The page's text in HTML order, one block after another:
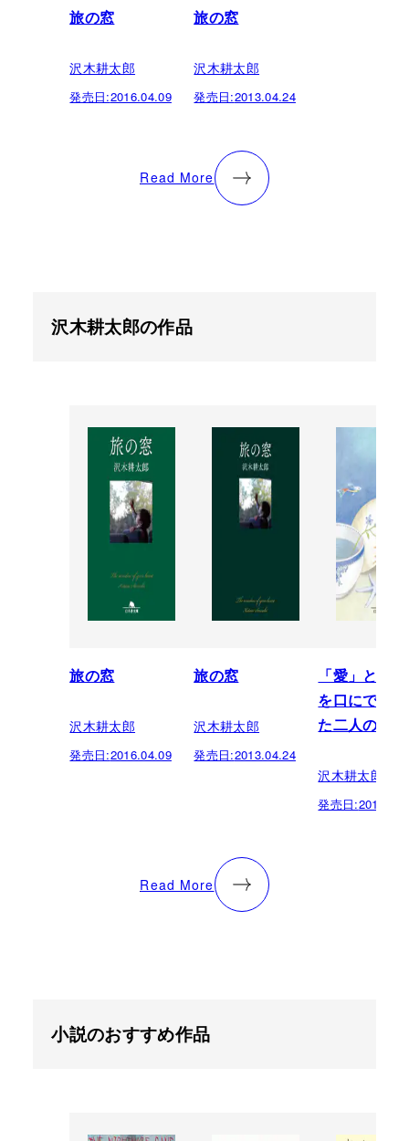
旅の窓
沢木耕太郎
発売日:2016.04.09
旅の窓
沢木耕太郎
発売日:2013.04.24
Read More
沢木耕太郎の作品
旅の窓
沢木耕太郎
発売日:2016.04.09
旅の窓
沢木耕太郎
発売日:2013.04.24
「愛」とい
を口にでき
た二人のた
沢木耕太郎
発売日:
Read More
小説のおすすめ作品